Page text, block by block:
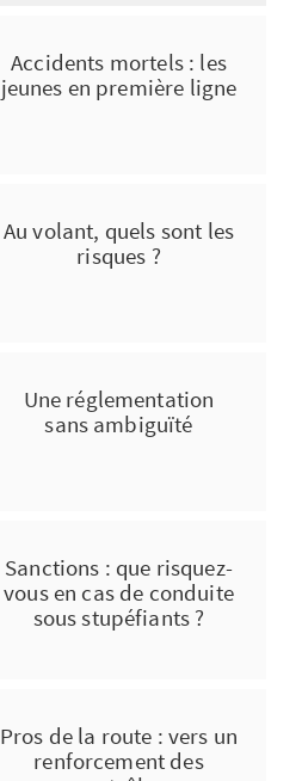
Accidents mortels : les
jeunes en première ligne
Au volant, quels sont les
risques ?
Une réglementation
sans ambiguïté
Sanctions : que risquez-
vous en cas de conduite
sous stupéfiants ?
Pros de la route : vers un
renforcement des